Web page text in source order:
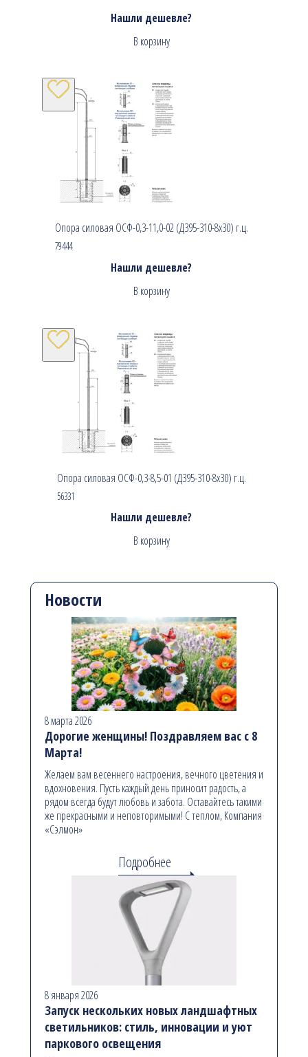
Нашли дешевле?
В корзину
Опора силовая ОСФ-0,3-11,0-02 (Д395-310-8х30) г.ц.
79444
Нашли дешевле?
В корзину
Опора силовая ОСФ-0,3-8,5-01 (Д395-310-8х30) г.ц.
56331
Нашли дешевле?
В корзину
Новости
8 марта 2026
Дорогие женщины! Поздравляем вас с 8
Марта!
Желаем вам весеннего настроения, вечного цветения и
вдохновения. Пусть каждый день приносит радость, а
рядом всегда будут любовь и забота. Оставайтесь такими
же прекрасными и неповторимыми! С теплом, Компания
«Сэлмон»
Подробнее
8 января 2026
Запуск нескольких новых ландшафтных
светильников: стиль, инновации и уют
паркового освещения